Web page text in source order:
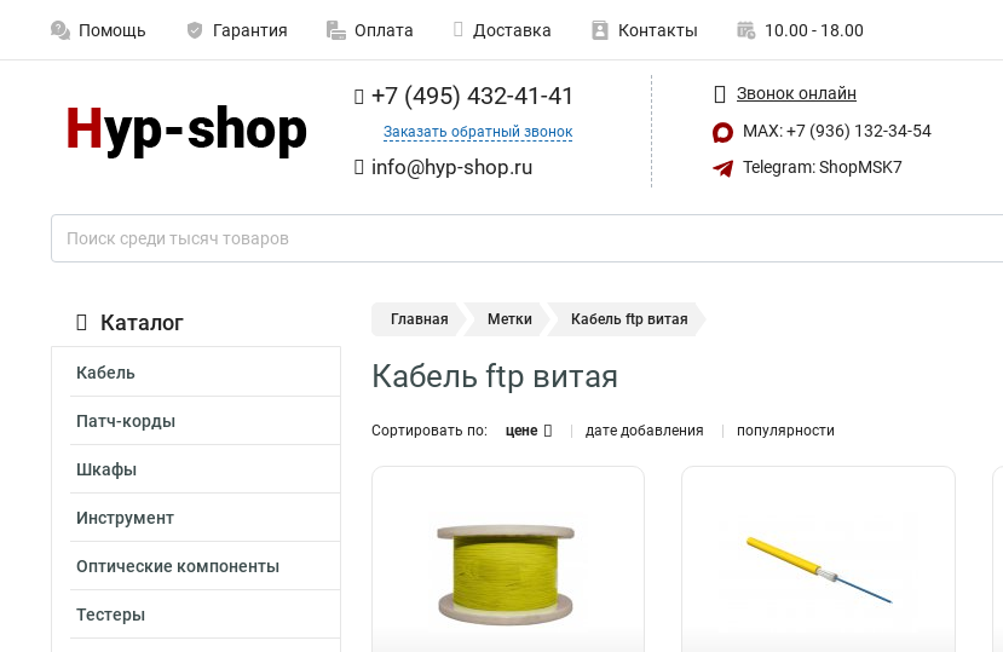
Помощь Гарантия Оплата Доставка Контакты 10.00 - 18.00
+7 (495) 432-41-41
Заказать обратный звонок
info@hyp-shop.ru
Звонок онлайн
MAX: +7 (936) 132-34-54
Telegram: ShopMSK7
Каталог
Кабель
Патч-корды
Шкафы
Инструмент
Оптические компоненты
Тестеры
Главная Метки Кабель ftp витая
Кабель ftp витая
Сортировать по: цене дате добавления популярности